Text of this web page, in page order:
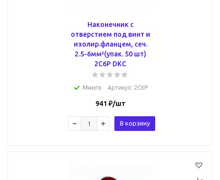
Наконечник с
отверстием под винт и
изолир.фланцем, сеч.
2.5-6мм²(упак. 50 шт)
2C6P DKC
Много Артикул: 2C6P
941 ₽/шт
В корзину